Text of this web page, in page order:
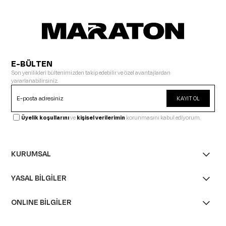
E-BÜLTEN
Son yenilikleri bültenimizden takip edebilir ve özel avantajlardan
yararlanabilirsiniz.
KAYIT OL
Üyelik koşullarınıvekişisel verilerimin korunmasını kabul ediyorum.
KURUMSAL
YASAL BİLGİLER
ONLINE BİLGİLER